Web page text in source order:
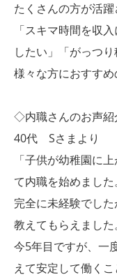
たくさんの方が活躍
「スキマ時間を収
したい」「がっつ
様々な方におすすめ
◇内職さんのお声
40代 Sさまより
「子供が幼稚園に
て内職を始めました。
完全に未経験でし
教えてもらえました。
今5年目ですが、一
えて安定して働く